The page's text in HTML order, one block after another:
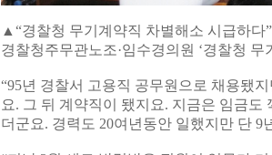
▲“경찰청 무기계약직 차별해소 시급하다”
경찰청주무관노조·임수경의원 ‘경찰청
“95년 경찰서 고용직 공무원으로 채용됐
요. 그 뒤 계약직이 됐지요. 지금은 임금
더군요. 경력도 20여년동안 일했지만 단 9